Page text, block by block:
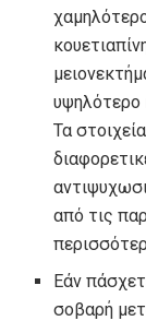
υψηλότερο
Τα
από τις
Εάν
σοβαρή